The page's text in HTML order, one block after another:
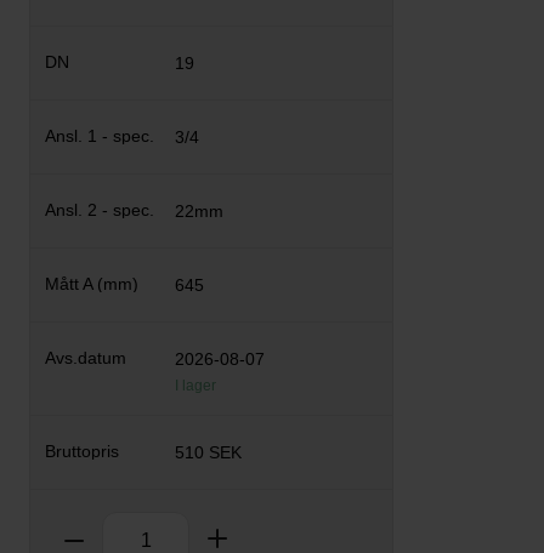
19
3/4
22mm
645
2026-08-07
I lager
510 SEK
Ta bort